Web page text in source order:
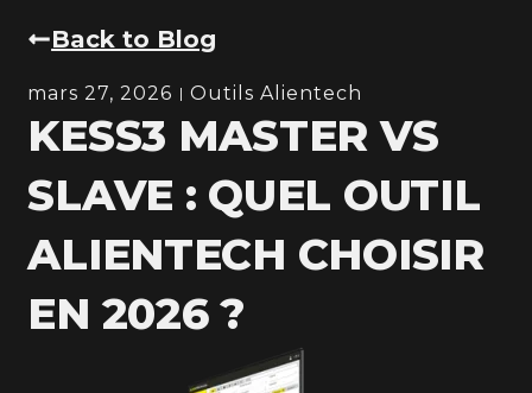
Back to Blog
mars 27, 2026 Outils Alientech
KESS3 MASTER VS
SLAVE : QUEL OUTIL
ALIENTECH CHOISIR
EN 2026 ?